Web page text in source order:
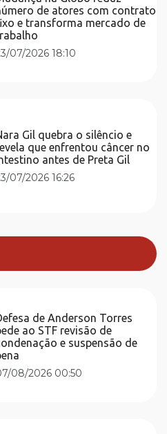
de atores com contrato
e transforma mercado de
07/2026 18:10
Gil quebra o silêncio e
que enfrentou câncer no
antes de Preta Gil
07/2026 16:26
de Anderson Torres
ao STF revisão de
e suspensão de
08/2026 00:50